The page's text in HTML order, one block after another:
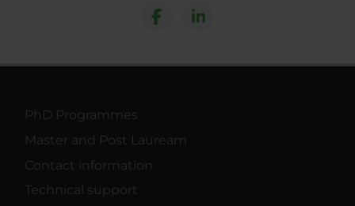
PhD Programmes
Master and Post Lauream
Contact information
Technical support